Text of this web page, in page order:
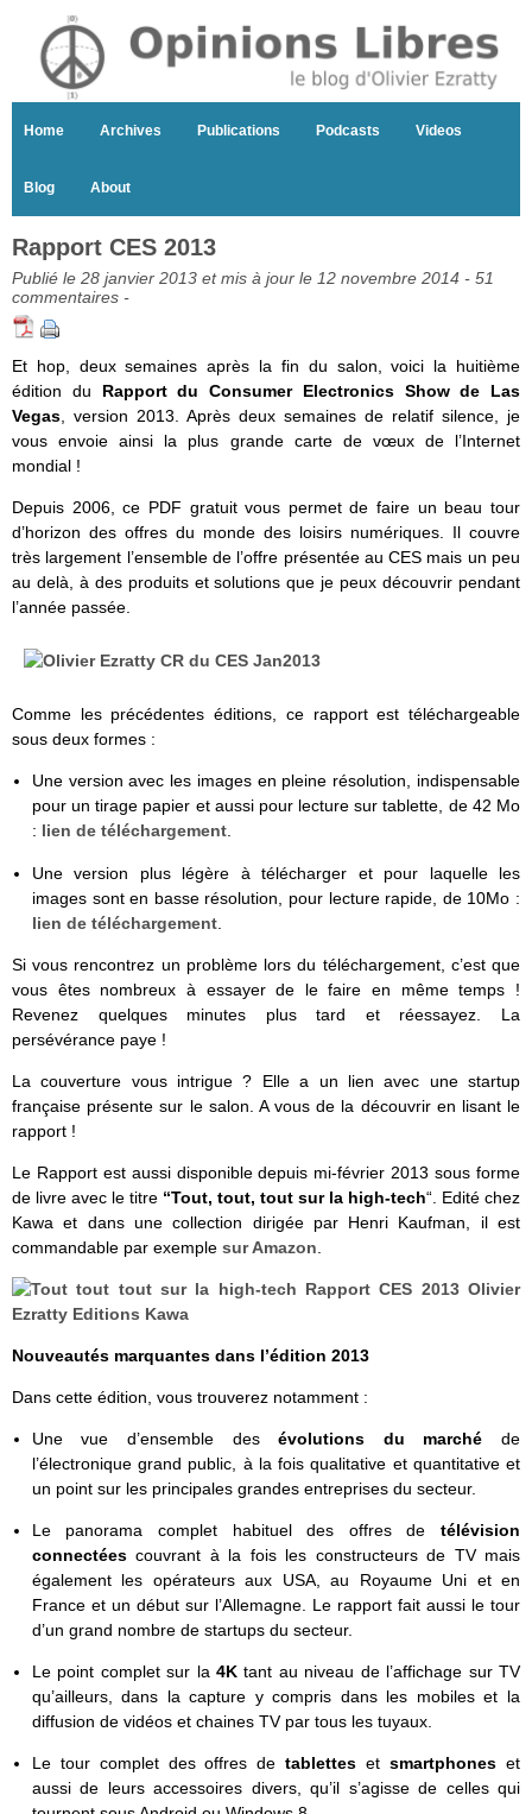
Home Archives Publications Podcasts Videos
Blog About
Rapport CES 2013
Publié le 28 janvier 2013 et mis à jour le 12 novembre 2014 - 51
commentaires -
Et hop, deux semaines après la fin du salon, voici la huitième
édition du Rapport du Consumer Electronics Show de Las
Vegas , version 2013. Après deux semaines de relatif silence, je
vous envoie ainsi la plus grande carte de vœux de l’Internet
mondial !
Depuis 2006, ce PDF gratuit vous permet de faire un beau tour
d’horizon des offres du monde des loisirs numériques. Il couvre
très largement l’ensemble de l’offre présentée au CES mais un peu
au delà, à des produits et solutions que je peux découvrir pendant
l’année passée.
Comme les précédentes éditions, ce rapport est téléchargeable
sous deux formes :
Une version avec les images en pleine résolution, indispensable
pour un tirage papier et aussi pour lecture sur tablette, de 42 Mo
: lien de téléchargement.
Une version plus légère à télécharger et pour laquelle les
images sont en basse résolution, pour lecture rapide, de 10Mo :
lien de téléchargement.
Si vous rencontrez un problème lors du téléchargement, c’est que
vous êtes nombreux à essayer de le faire en même temps !
Revenez quelques minutes plus tard et réessayez. La
persévérance paye !
La couverture vous intrigue ? Elle a un lien avec une startup
française présente sur le salon. A vous de la découvrir en lisant le
rapport !
Le Rapport est aussi disponible depuis mi-février 2013 sous forme
de livre avec le titre “Tout, tout, tout sur la high-tech“. Edité chez
Kawa et dans une collection dirigée par Henri Kaufman, il est
commandable par exemple sur Amazon
Nouveautés marquantes dans l’édition 2013
Dans cette édition, vous trouverez notamment :
Une vue d’ensemble desévolutions du marchéde
l’électronique grand public, à la fois qualitative et quantitative et
un point sur les principales grandes entreprises du secteur.
Le panorama complet habituel des offres de télévision
connectéescouvrant à la fois les constructeurs de TV mais
également les opérateurs aux USA, au Royaume Uni et en
France et un début sur l’Allemagne. Le rapport fait aussi le tour
d’un grand nombre de startups du secteur.
Le point complet sur la4Ktant au niveau de l’affichage sur TV
qu’ailleurs, dans la capture y compris dans les mobiles et la
diffusion de vidéos et chaines TV par tous les tuyaux.
Le tour complet des offres detablettesetsmartphoneset
aussi de leurs accessoires divers, qu’il s’agisse de celles qui